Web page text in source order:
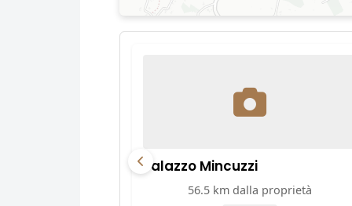
Palazzo Mincuzzi
56.5 km dalla proprietà